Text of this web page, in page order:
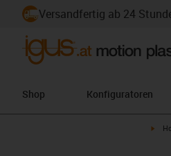
Versandfertig ab 24
Shop Konfiguratoren